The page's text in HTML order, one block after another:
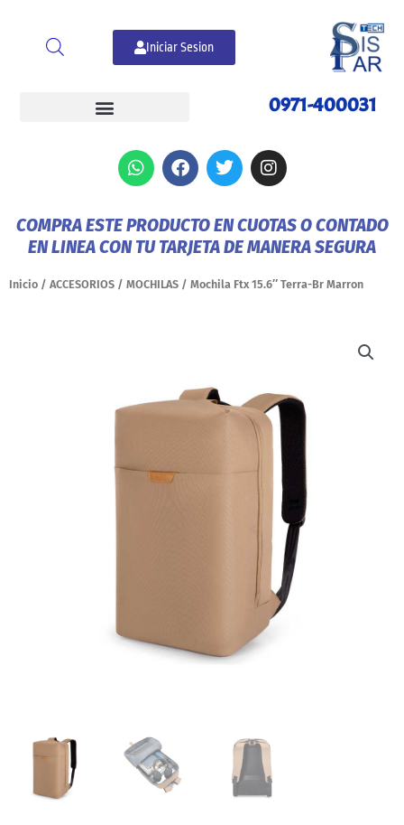
contenido
Iniciar Sesion
0971-400031
W
h
s
a
p
F
a
b
o
k
T
w
t
e
I
n
a
g
a
COMPRA ESTE PRODUCTO EN CUOTAS O CONTADO
EN LINEA CON TU TARJETA DE MANERA SEGURA
Inicio / ACCESORIOS / MOCHILAS / Mochila Ftx 15.6″ Terra-Br Marron